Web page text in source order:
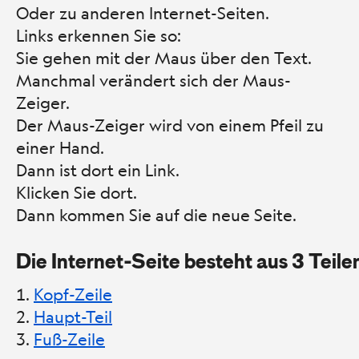
Oder zu anderen Internet-Seiten.
Links erkennen Sie so:
Sie gehen mit der Maus über den Text.
Manchmal verändert sich der Maus-
Zeiger.
Der Maus-Zeiger wird von einem Pfeil zu
einer Hand.
Dann ist dort ein Link.
Klicken Sie dort.
Dann kommen Sie auf die neue Seite.
Die Internet-Seite besteht aus 3
Kopf-Zeile
Haupt-Teil
Fuß-Zeile